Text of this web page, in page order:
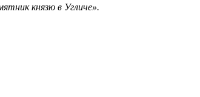
князю в Угличе».